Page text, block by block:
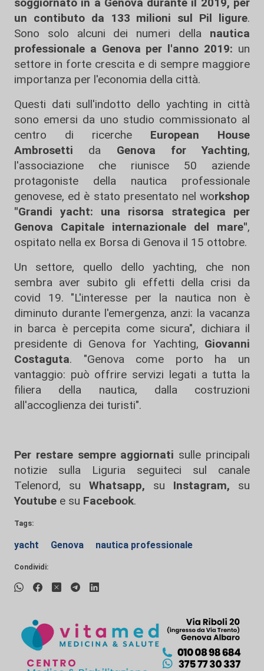
un contibuto da 133 milioni sul Pil ligure.
Sono solo alcuni dei numeri della nautica
professionale a Genova per l'anno 2019: un
settore in forte crescita e di sempre maggiore
importanza per l'economia della città.
Questi dati sull'indotto dello yachting in città
sono emersi da uno studio commissionato al
centro di ricerche European House
Ambrosetti da Genova for Yachting,
l'associazione che riunisce 50 aziende
protagoniste della nautica professionale
genovese, ed è stato presentato nel workshop
"Grandi yacht: una risorsa strategica per
Genova Capitale internazionale del mare",
ospitato nella ex Borsa di Genova il 15 ottobre.
Un settore, quello dello yachting, che non
sembra aver subito gli effetti della crisi da
covid 19. "L'interesse per la nautica non è
diminuto durante l'emergenza, anzi: la vacanza
in barca è percepita come sicura", dichiara il
presidente di Genova for Yachting, Giovanni
Costaguta. "Genova come porto ha un
vantaggio: può offrire servizi legati a tutta la
filiera della nautica, dalla costruzioni
all'accoglienza dei turisti".
Per restare sempre aggiornati sulle principali
notizie sulla Liguria seguiteci sul canale
Telenord, su
Whatsapp, su Instagram, su
Youtube e su Facebook.
Tags:
yacht Genova nautica professionale
Condividi: